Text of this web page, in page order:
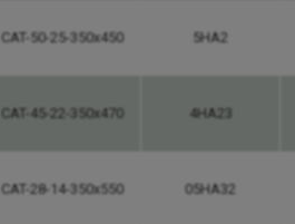
CAT-50-25-350x450 5HA2
CAT-45-22-350x470 4HA23
CAT-28-14-350x550 05HA32